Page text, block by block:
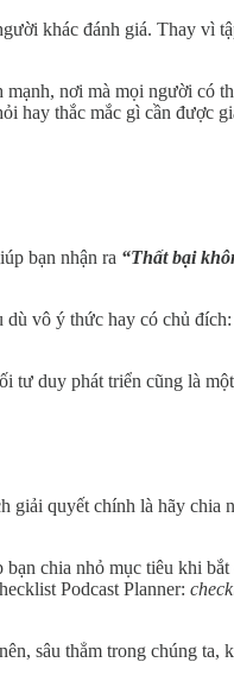
khác đánh giá. Thay vì
nơi mà mọi người có
hay thắc mắc gì cần được
bạn nhận ra “Thất bại
vô ý thức hay có chủ
tư duy phát triển cũng là
quyết chính là hãy
bạn chia nhỏ mục tiêu khi
Podcast Planner:
sâu thẳm trong chúng ta,